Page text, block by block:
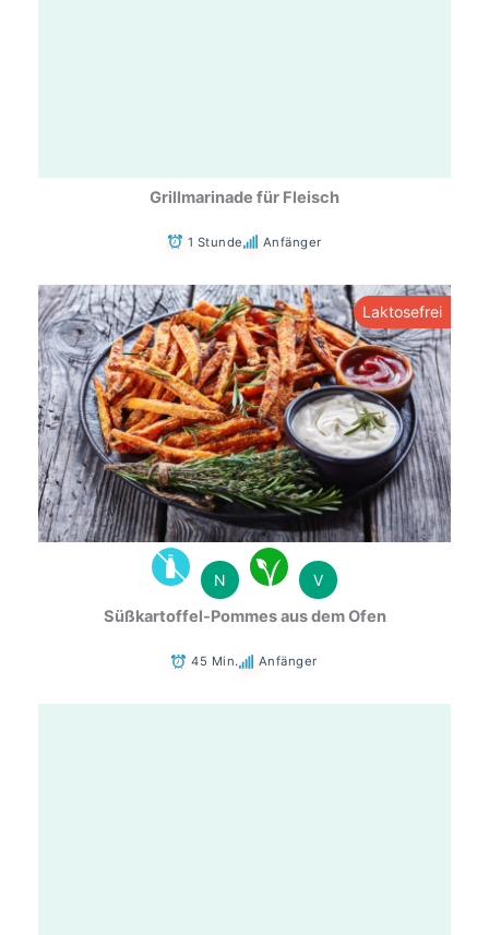
Grillmarinade für Fleisch
1 Stunde Anfänger
Laktosefrei
N V
Süßkartoffel-Pommes aus dem Ofen
45 Min. Anfänger